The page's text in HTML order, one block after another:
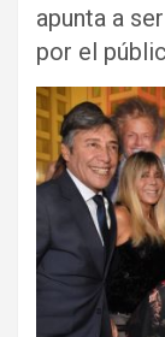
apunta a
por el